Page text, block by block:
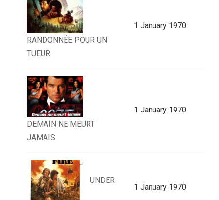
RANDONNÉE POUR UN
TUEUR
1 January 1970
DEMAIN NE MEURT
JAMAIS
1 January 1970
UNDER
1 January 1970